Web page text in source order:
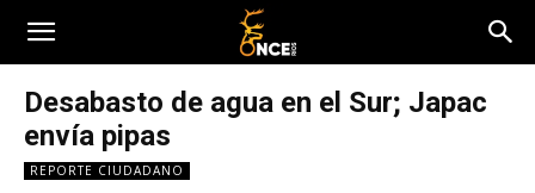
Desabasto de agua en el Sur; Japac
envía pipas
REPORTE CIUDADANO